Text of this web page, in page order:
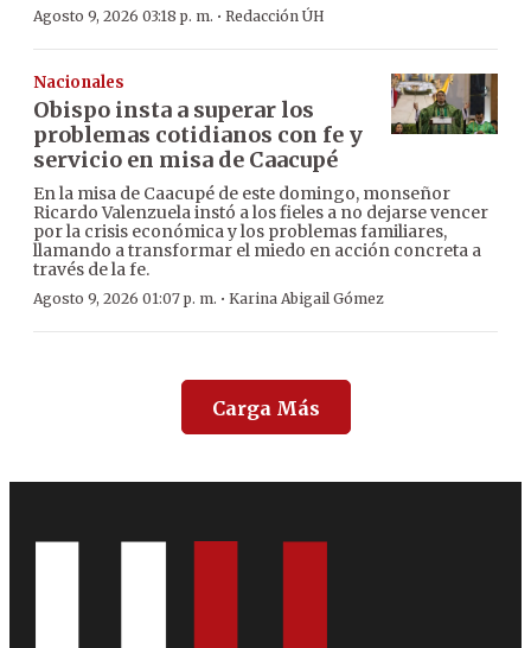
Agosto 9, 2026 03:18 p. m. · Redacción ÚH
Nacionales
Obispo insta a superar los
problemas cotidianos con fe y
servicio en misa de Caacupé
En la misa de Caacupé de este domingo, monseñor
Ricardo Valenzuela instó a los fieles a no dejarse vencer
por la crisis económica y los problemas familiares,
llamando a transformar el miedo en acción concreta a
través de la fe.
Agosto 9, 2026 01:07 p. m. · Karina Abigail Gómez
Carga Más